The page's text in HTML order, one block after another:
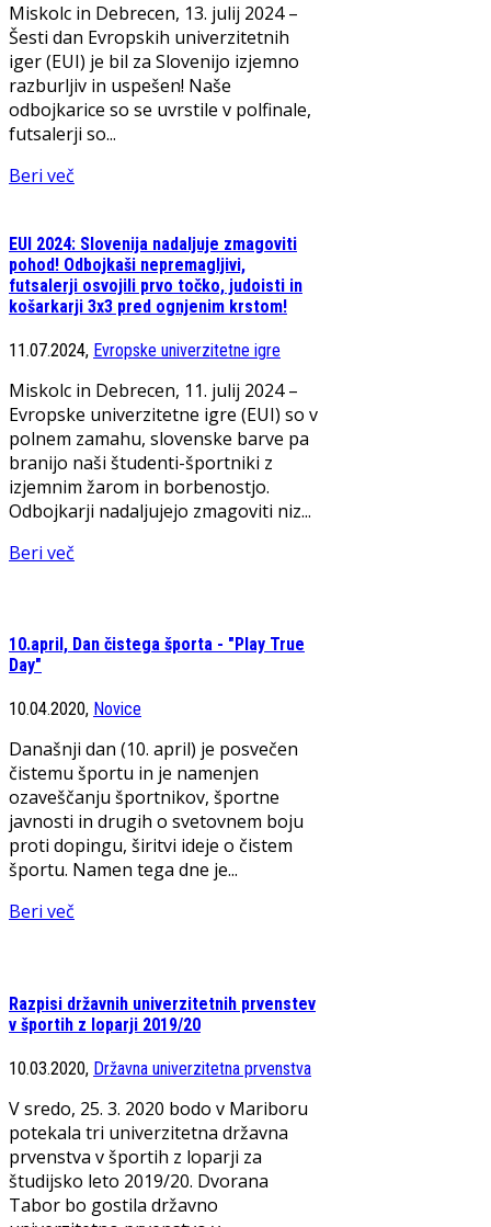
Miskolc in Debrecen, 13. julij 2024 –
Šesti dan Evropskih univerzitetnih
iger (EUI) je bil za Slovenijo izjemno
razburljiv in uspešen! Naše
odbojkarice so se uvrstile v polfinale,
futsalerji so...
Beri več
EUI 2024: Slovenija nadaljuje zmagoviti
pohod! Odbojkaši nepremagljivi,
futsalerji osvojili prvo točko, judoisti in
košarkarji 3x3 pred ognjenim krstom!
11.07.2024, Evropske univerzitetne igre
Miskolc in Debrecen, 11. julij 2024 –
Evropske univerzitetne igre (EUI) so v
polnem zamahu, slovenske barve pa
branijo naši študenti-športniki z
izjemnim žarom in borbenostjo.
Odbojkarji nadaljujejo zmagoviti niz...
Beri več
10.april, Dan čistega športa - "Play True
Day"
10.04.2020, Novice
Današnji dan (10. april) je posvečen
čistemu športu in je namenjen
ozaveščanju športnikov, športne
javnosti in drugih o svetovnem boju
proti dopingu, širitvi ideje o čistem
športu. Namen tega dne je...
Beri več
Razpisi državnih univerzitetnih prvenstev
v športih z loparji 2019/20
10.03.2020, Državna univerzitetna prvenstva
V sredo, 25. 3. 2020 bodo v Mariboru
potekala tri univerzitetna državna
prvenstva v športih z loparji za
študijsko leto 2019/20. Dvorana
Tabor bo gostila državno